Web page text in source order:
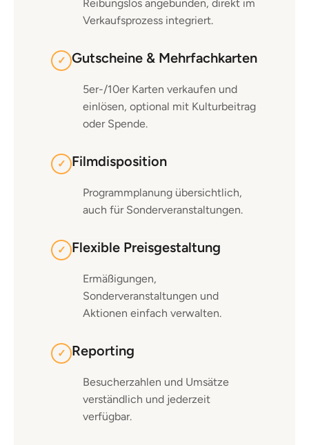
Reibungslos angebunden, direkt im
Verkaufsprozess integriert.
✓ Gutscheine & Mehrfachkarten
5er-/10er Karten verkaufen und
einlösen, optional mit Kulturbeitrag
oder Spende.
✓ Filmdisposition
Programmplanung übersichtlich,
auch für Sonderveranstaltungen.
✓ Flexible Preisgestaltung
Ermäßigungen,
Sonderveranstaltungen und
Aktionen einfach verwalten.
✓ Reporting
Besucherzahlen und Umsätze
verständlich und jederzeit
verfügbar.